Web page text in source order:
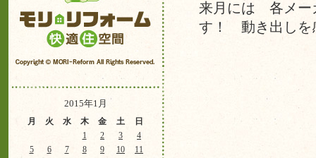
2015年1月
月 火 水 木 金 土 日
1 2 3
4
5
6 7 8 9 10
11
来月には 各メー
す！ 動き出しを